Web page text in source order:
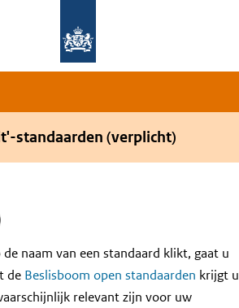
standaarden (verplicht)
de naam van een standaard klikt, gaat u
de Beslisboom open standaarden krijgt u
relevant zijn voor uw